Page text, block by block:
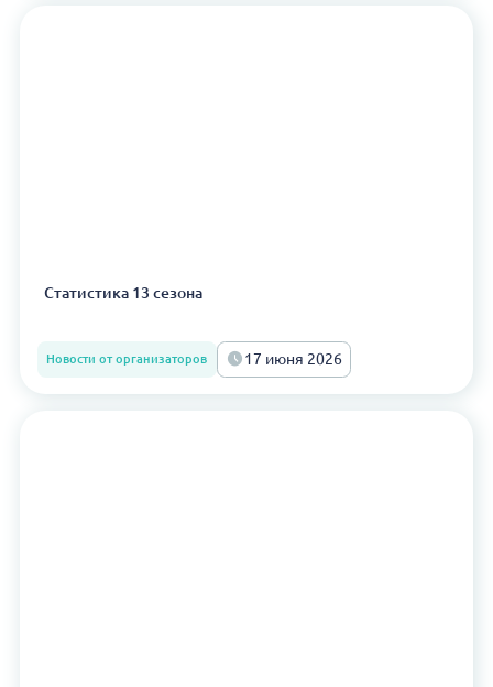
Статистика 13 сезона
Новости от организаторов 17 июня 2026